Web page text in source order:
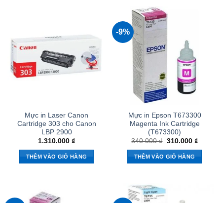
Mực in Laser Canon
Cartridge 303 cho Canon
LBP 2900
1.310.000 ₫
THÊM VÀO GIỎ HÀNG
-9%
Mực in Epson T673300
Magenta Ink Cartridge
(T673300)
340.000₫ Giá
là:
340.000 ₫.
310.000 ₫Giá
THÊM VÀO GIỎ HÀNG